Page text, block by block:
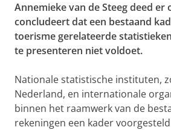
Annemieke van de Steeg deed er
concludeert dat een bestaand
toerisme gerelateerde
te presenteren niet voldoet.
Nationale statistische instituten,
Nederland, en internationale
binnen het raamwerk van de
rekeningen een kader